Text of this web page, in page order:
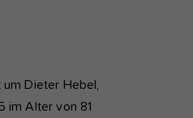
Dieter Hebel,
im Alter von 81
externe Inhalte, um Ihnen